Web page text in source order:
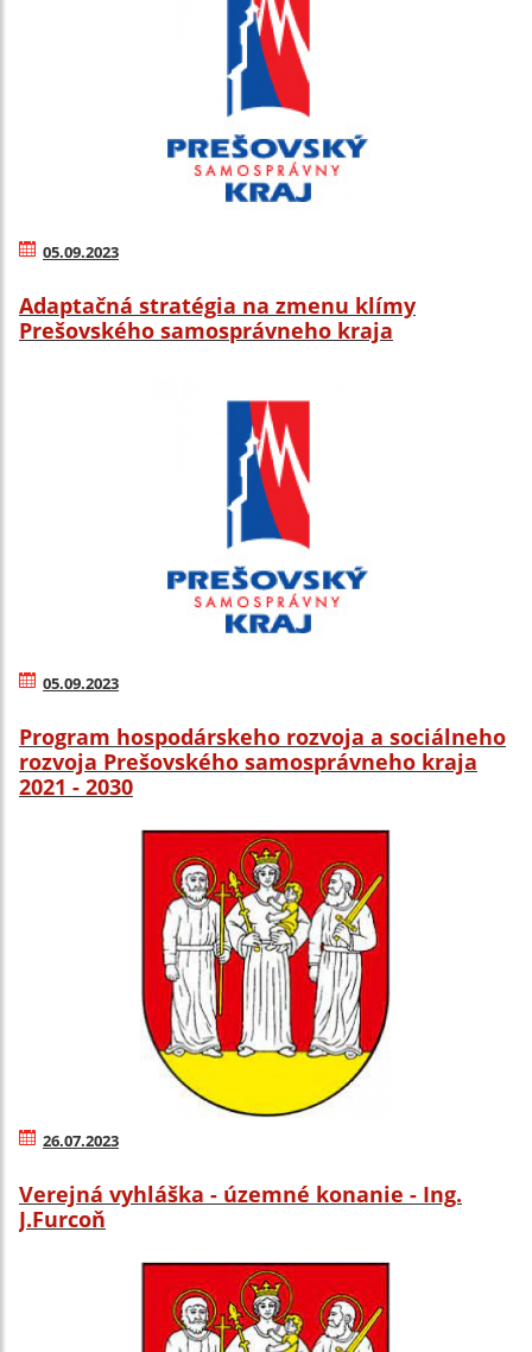
05.09.2023
Adaptačná stratégia na zmenu klímy
Prešovského samosprávneho kraja
05.09.2023
Program hospodárskeho rozvoja a sociálneho
rozvoja Prešovského samosprávneho kraja
2021 - 2030
26.07.2023
Verejná vyhláška - územné konanie - Ing.
J.Furcoň